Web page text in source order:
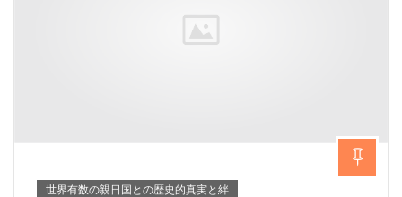
世界有数の親日国との歴史的真実と絆